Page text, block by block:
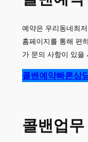
예약은 우리동네최
홈페이지를 통해 편
가 문의 사항이 있을
콜밴예약빠른상
콜밴업무